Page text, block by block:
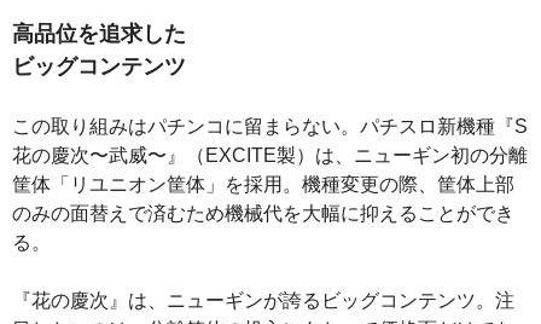
高品位を追求した
ビッグコンテンツ
この取り組みはパチンコに留まらない。パチスロ新機種『S
花の慶次〜武威〜』（EXCITE製）は、ニューギン初の分離
筐体「リユニオン筐体」を採用。機種変更の際、筐体上部
のみの面替えで済むため機械代を大幅に抑えることができ
る。
『花の慶次』は、ニューギンが誇るビッグコンテンツ。注